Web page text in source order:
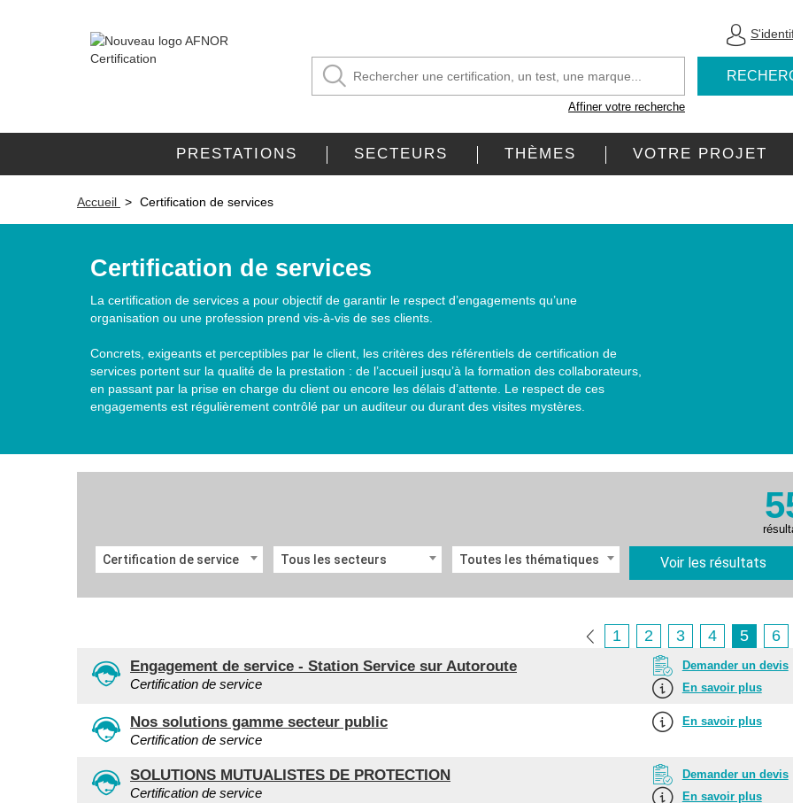
Affiner votre recherche
PRESTATIONS SECTEURS THÈMES VOTRE PROJET
Accueil Certification de services
Certification de services
La certification de services a pour objectif de garantir le respect d’engagements qu’une
organisation ou une profession prend vis-à-vis de ses clients.
Concrets, exigeants et perceptibles par le client, les critères des référentiels de certification de
services portent sur la qualité de la prestation : de l’accueil jusqu’à la formation des collaborateurs,
en passant par la prise en charge du client ou encore les délais d’attente. Le respect de ces
engagements est régulièrement contrôlé par un auditeur ou durant des visites mystères.
Certification de service Tous les secteurs Toutes les thématiques Voir les résultats
1 2 3 4 5 6
Engagement de service - Station Service sur Autoroute
Certification de service
Demander un devis
En savoir plus
Nos solutions gamme secteur public
Certification de service
En savoir plus
SOLUTIONS MUTUALISTES DE PROTECTION
Certification de service
Demander un devis
En savoir plus